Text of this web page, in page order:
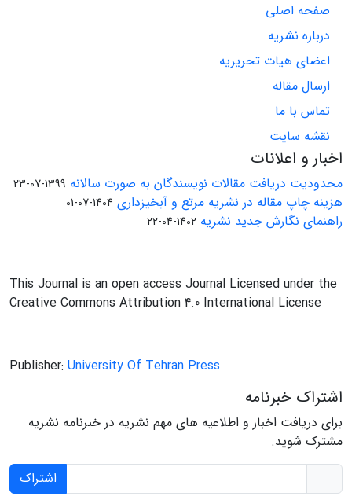
صفحه اصلی
درباره نشریه
اعضای هیات تحریریه
ارسال مقاله
تماس با ما
نقشه سایت
اخبار و اعلانات
محدودیت دریافت مقالات نویسندگان به صورت سالانه 1399-07-23
هزینه چاپ مقاله در نشریه مرتع و آبخیزداری 1404-07-01
راهنمای نگارش جدید نشریه 1402-04-22
This Journal is an open access Journal Licensed under the
Creative Commons Attribution 4.0 International License
Publisher: University Of Tehran Press
اشتراک خبرنامه
برای دریافت اخبار و اطلاعیه های مهم نشریه در خبرنامه نشریه
مشترک شوید.
اشتراک